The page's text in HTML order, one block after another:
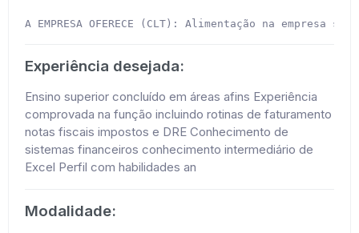
A EMPRESA OFERECE (CLT): Alimentação na
Experiência desejada:
Ensino superior concluído em áreas afins Experiência
comprovada na função incluindo rotinas de faturamento
notas fiscais impostos e DRE Conhecimento de
sistemas financeiros conhecimento intermediário de
Excel Perfil com habilidades an
Modalidade: